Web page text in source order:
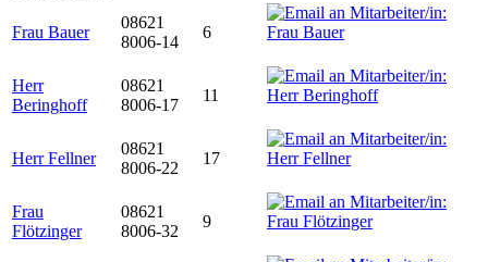
Frau Bauer
08621
8006-14
6
Herr
Beringhoff
08621
8006-17
11
Herr Fellner
08621
8006-22
17
Frau
Flötzinger
08621
8006-32
9